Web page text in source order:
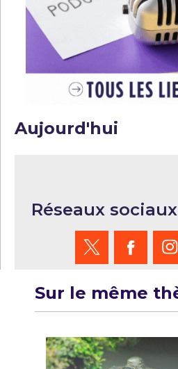
Aujourd'hui
Réseaux sociaux
Sur le même